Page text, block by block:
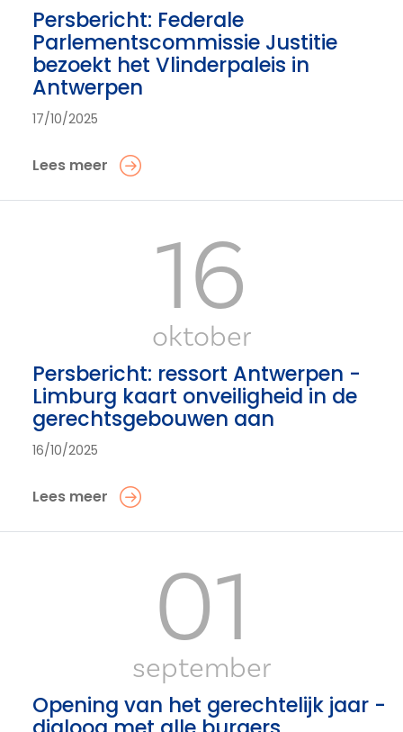
Persbericht: Federale
Parlementscommissie Justitie
bezoekt het Vlinderpaleis in
Antwerpen
17/10/2025
Lees meer
16
oktober
Persbericht: ressort Antwerpen -
Limburg kaart onveiligheid in de
gerechtsgebouwen aan
16/10/2025
Lees meer
01
september
Opening van het gerechtelijk jaar -